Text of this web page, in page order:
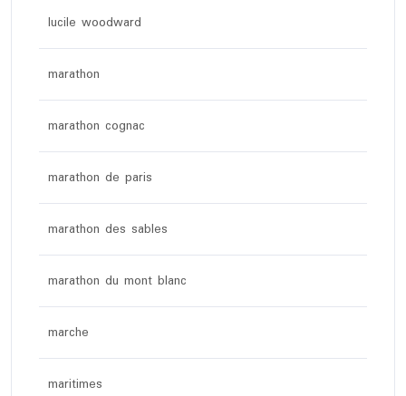
lucile woodward
marathon
marathon cognac
marathon de paris
marathon des sables
marathon du mont blanc
marche
maritimes